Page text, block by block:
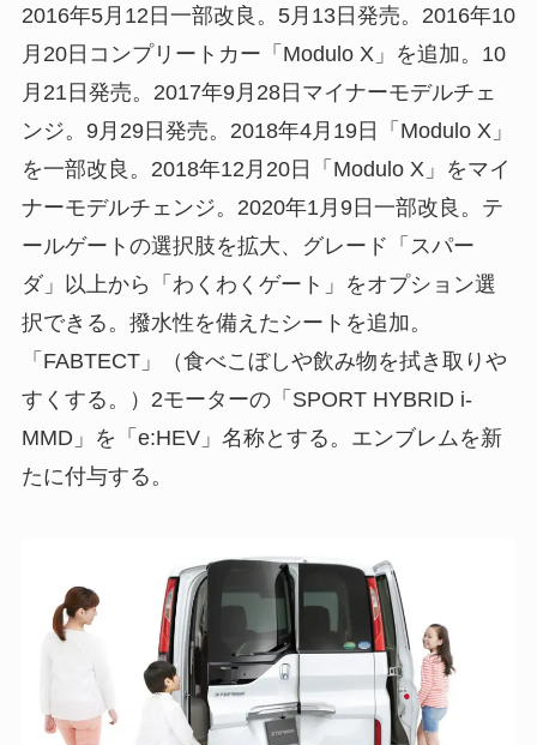
2016年5月12日一部改良。5月13日発売。2016年10
月20日コンプリートカー「Modulo X」を追加。10
月21日発売。2017年9月28日マイナーモデルチェ
ンジ。9月29日発売。2018年4月19日「Modulo X」
を一部改良。2018年12月20日「Modulo X」をマイ
ナーモデルチェンジ。2020年1月9日一部改良。テ
ールゲートの選択肢を拡大、グレード「スパー
ダ」以上から「わくわくゲート」をオプション選
択できる。撥水性を備えたシートを追加。
「FABTECT」（食べこぼしや飲み物を拭き取りや
すくする。）2モーターの「SPORT HYBRID i-
MMD」を「e:HEV」名称とする。エンブレムを新
たに付与する。